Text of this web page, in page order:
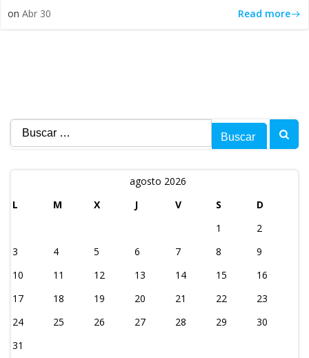
on Abr 30 Read more
Buscar:
agosto 2026
L
M X J V S
D
1
2
3
4 5 6 7 8
9
10
11 12 13 14 15
16
17
18 19 20 21 22
23
24
25 26 27 28 29
30
31